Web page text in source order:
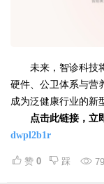
未来，智诊科技
硬件、公卫体系与营
成为泛健康行业的新
点击此链接 ，立
dwpl2b1r
赞 0 踩